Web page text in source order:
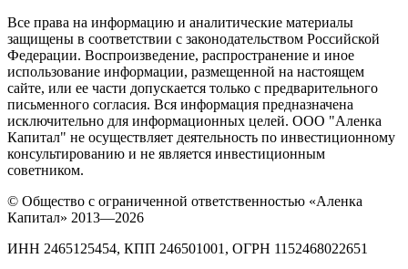
Все права на информацию и аналитические материалы
защищены в соответствии с законодательством Российской
Федерации. Воспроизведение, распространение и иное
использование информации, размещенной на настоящем
сайте, или ее части допускается только с предварительного
письменного согласия. Вся информация предназначена
исключительно для информационных целей. ООО "Аленка
Капитал" не осуществляет деятельность по инвестиционному
консультированию и не является инвестиционным
советником.
© Общество с ограниченной ответственностью «Аленка
Капитал» 2013—2026
ИНН 2465125454, КПП 246501001, ОГРН 1152468022651